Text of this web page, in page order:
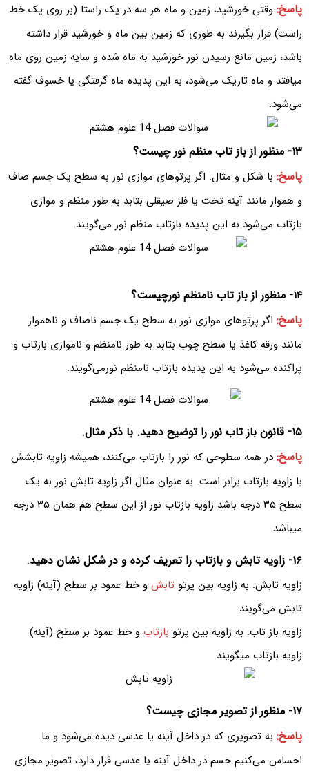
پاسخ: وقتی خورشید، زمین و ماه هر سه در یک راستا (بر روی یک خط
راست) قرار بگیرند به طوری که زمین بین ماه و خورشید قرار داشته
باشد، زمین مانع رسیدن نور خورشید به ماه شده و سایه زمین روی ماه
میافتد و ماه تاریک می‌شود، به این پدیده ماه گرفتگی یا خسوف گفته
می‌شود.
۱۳- منظور از باز تاب منظم نور چیست؟
پاسخ: با شکل و مثال. اگر پرتوهای موازی نور به سطح یک جسم صاف
و هموار مانند آینه تخت یا فلز صیقلی بتابد به طور منظم و موازی
بازتاب می‌شود به این پدیده بازتاب منظم نور می‌‌گویند.
۱۴- منظور از باز تاب نامنظم نورچیست؟
پاسخ: اگر پرتوهای موازی نور به سطح یک جسم ناصاف و ناهموار
مانند ورقه کاغذ یا سطح چوب بتابد به طور نامنظم و ناموازی بازتاب و
پراکنده می‌شود به این پدیده بازتاب نامنظم نورمی‌‌گویند.
۱۵- قانون باز تاب نور را توضیح دهید. با ذکر مثال.
پاسخ: در همه سطوحی که نور را بازتاب می‌کنند، همیشه زاویه تابشش
با زاویه بازتاب برابر است. به عنوان مثال اگر زاویه تابش نور به یک
سطح ۳۵ درجه باشد زاویه بازتاب نور از این سطح هم همان ۳۵ درجه
میباشد.
۱۶- زاویه تابش و بازتاب را تعریف کرده و در شکل نشان دهید.
زاویه تابش: به زاویه بین پرتو تابش و خط عمود بر سطح (آینه) زاویه
تابش می‌‌گویند.
زاویه باز تاب: به زاویه بین پرتو بازتاب و خط عمود بر سطح (آینه)
زاویه بازتاب میگویند
۱۷- منظور از تصویر مجازی چیست؟
پاسخ: به تصویری که در داخل آینه یا عدسی دیده می‌شود و ما
احساس می‌کنیم جسم در داخل آینه یا عدسی قرار دارد، تصویر مجازی